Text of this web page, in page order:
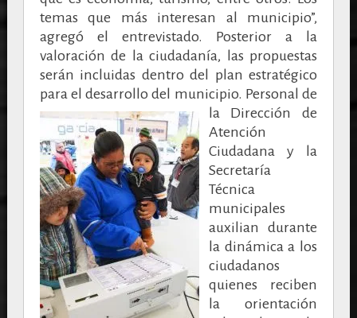
temas que más interesan al municipio”,
agregó el entrevistado. Posterior a la
valoración de la ciudadanía, las propuestas
serán incluidas dentro del plan estratégico
para el desarrollo del municipio. Personal de
la Dirección de
Atención
Ciudadana y la
Secretaría
Técnica
municipales
auxilian durante
la dinámica a los
ciudadanos
quienes reciben
la orientación